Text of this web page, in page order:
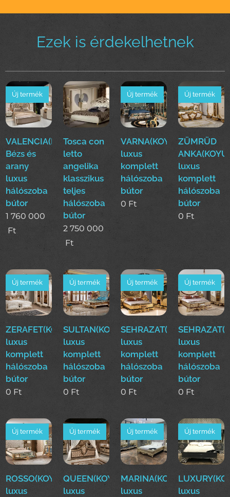
Ezek is érdekelhetnek
VALENCIA(Dase)
Bézs és
arany
luxus
hálószoba
bútor
Új termék
1 760 000
Ft
Tosca con
letto
angelika
klasszikus
teljes
hálószoba
bútor
2 750 000
Ft
VARNA(KOYUN)Klasszikus
luxus
komplett
hálószoba
bútor
Új termék
0 Ft
ZÜMRÜD
luxus
komplett
hálószoba
bútor
Új termék
0 Ft
ZERAFET(KOYUN)Klasszikus
luxus
komplett
hálószoba
bútor
Új termék
0 Ft
SULTAN(KOYUN)Klasszikus
luxus
komplett
hálószoba
bútor
Új termék
0 Ft
luxus
komplett
hálószoba
bútor
Új termék
0 Ft
luxus
komplett
hálószoba
bútor
Új termék
0 Ft
ROSSO(KOYUN)Klasszikus
luxus
Új termék
QUEEN(KOYUN)Klasszikus
luxus
Új termék
luxus
Új termék
luxus
Új termék